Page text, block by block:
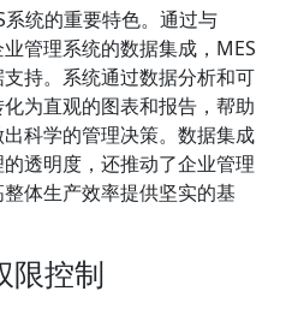
统的重要特色。通过与
管理系统的数据集成，MES
持。系统通过数据分析和可
为直观的图表和报告，帮助
科学的管理决策。数据集成
透明度，还推动了企业管理
体生产效率提供坚实的基
限控制